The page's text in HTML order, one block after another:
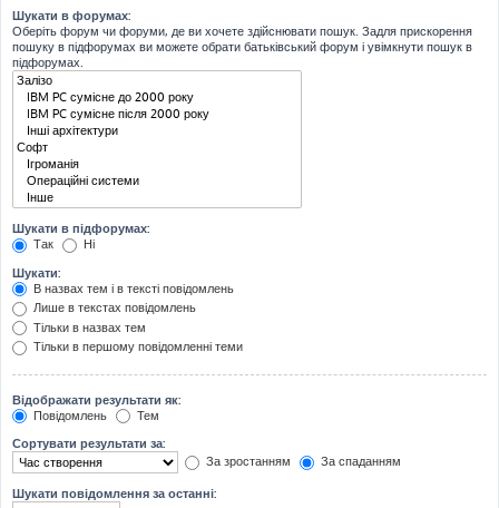
Шукати в форумах:
Оберіть форум чи форуми, де ви хочете здійснювати пошук. Задля прискорення
пошуку в підфорумах ви можете обрати батьківський форум і увімкнути пошук в
підфорумах.
Шукати в підфорумах:
Так
Ні
Шукати:
В назвах тем і в тексті повідомлень
Лише в текстах повідомлень
Тільки в назвах тем
Тільки в першому повідомленні теми
Відображати результати як:
Повідомлень
Тем
Сортувати результати за:
За зростанням
За спаданням
Шукати повідомлення за останні: